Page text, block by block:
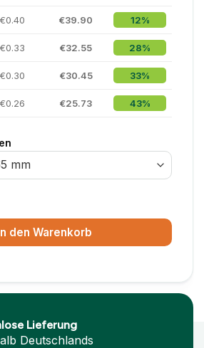
€0.40 €39.90 12%
€0.33 €32.55 28%
€0.30 €30.45 33%
€0.26 €25.73 43%
ECO – 350 x 470 mm – Größe K/
den Warenkorb
Lieferung
Deutschlands